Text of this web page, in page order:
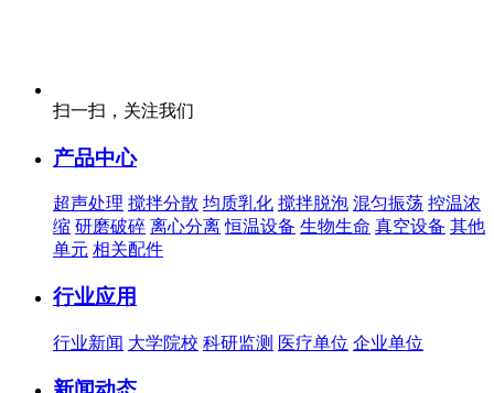
扫一扫，关注我们
产品中心
超声处理 搅拌分散 均质乳化 搅拌脱泡 混匀振荡 控温浓
缩 研磨破碎 离心分离 恒温设备 生物生命 真空设备 其他
单元 相关配件
行业应用
行业新闻 大学院校 科研监测 医疗单位 企业单位